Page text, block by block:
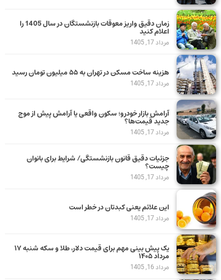
زمان دقیق واریز معوقات بازنشستگان در سال 1405 را
اعلام کنید
مرداد 17, 1405
هزینه ساخت مسکن در تهران به ۵۵ میلیون تومان رسید
مرداد 17, 1405
آرامش بازار خودرو؛ سکون واقعی یا آرامش پیش از موج
جدید قیمت‌ها؟
مرداد 17, 1405
جزئیات دقیق قانون بازنشستگی/ شرایط برای بانوان
چیست؟
مرداد 17, 1405
این علائم یعنی کبدتان در خطر است
مرداد 17, 1405
یک پیش ‌بینی مهم برای قیمت دلار، طلا و سکه شنبه ۱۷
مرداد ۱۴۰۵
مرداد 16, 1405